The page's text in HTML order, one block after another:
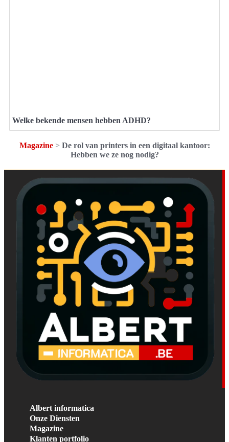
Welke bekende mensen hebben ADHD?
Magazine> De rol van printers in een digitaal kantoor:
Hebben we ze nog nodig?
Albert informatica
Onze Diensten
Magazine
Klanten portfolio